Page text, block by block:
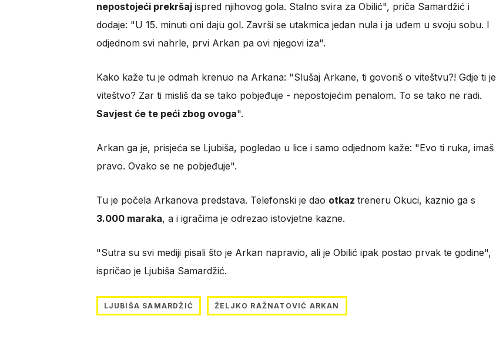
nepostojeći prekršaj ispred njihovog gola. Stalno svira za Obilić", priča Samardžić i
dodaje: "U 15. minuti oni daju gol. Završi se utakmica jedan nula i ja uđem u svoju sobu. I
odjednom svi nahrle, prvi Arkan pa ovi njegovi iza".
Kako kaže tu je odmah krenuo na Arkana: "Slušaj Arkane, ti govoriš o viteštvu?! Gdje ti je
viteštvo? Zar ti misliš da se tako pobjeđuje - nepostojećim penalom. To se tako ne radi.
Savjest će te peći zbog ovoga".
Arkan ga je, prisjeća se Ljubiša, pogledao u lice i samo odjednom kaže: "Evo ti ruka, imaš
pravo. Ovako se ne pobjeđuje".
Tu je počela Arkanova predstava. Telefonski je dao otkaz treneru Okuci, kaznio ga s
3.000 maraka, a i igračima je odrezao istovjetne kazne.
"Sutra su svi mediji pisali što je Arkan napravio, ali je Obilić ipak postao prvak te godine",
ispričao je Ljubiša Samardžić.
LJUBIŠA SAMARDŽIĆ ŽELJKO RAŽNATOVIĆ ARKAN